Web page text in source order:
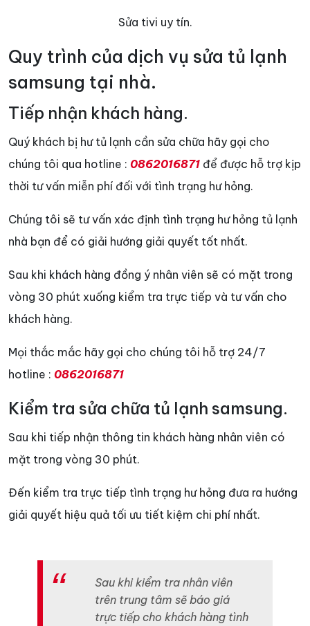
Sửa tivi uy tín.
Quy trình của dịch vụ sửa tủ lạnh
samsung tại nhà.
Tiếp nhận khách hàng.
Quý khách bị hư tủ lạnh cần sửa chữa hãy gọi cho
chúng tôi qua hotline : 0862016871 để được hỗ trợ kịp
thời tư vấn miễn phí đối với tình trạng hư hỏng.
Chúng tôi sẽ tư vấn xác định tình trạng hư hỏng tủ lạnh
nhà bạn để có giải hướng giải quyết tốt nhất.
Sau khi khách hàng đồng ý nhân viên sẽ có mặt trong
vòng 30 phút xuống kiểm tra trực tiếp và tư vấn cho
khách hàng.
Mọi thắc mắc hãy gọi cho chúng tôi hỗ trợ 24/7
hotline : 0862016871
Kiểm tra sửa chữa tủ lạnh samsung.
Sau khi tiếp nhận thông tin khách hàng nhân viên có
mặt trong vòng 30 phút.
Đến kiểm tra trực tiếp tình trạng hư hỏng đưa ra hướng
giải quyết hiệu quả tối ưu tiết kiệm chi phí nhất.
Sau khi kiểm tra nhân viên
trên trung tâm sẽ báo giá
trực tiếp cho khách hàng tình